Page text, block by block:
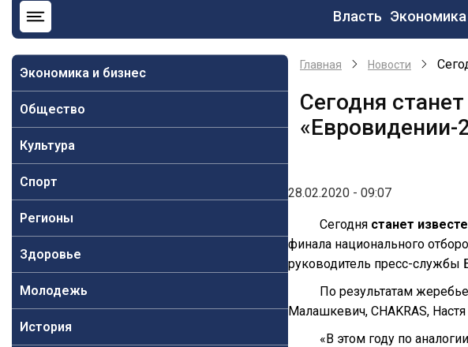
Основная
навигация
Власть Экономика
Экономика и бизнес
Общество
Культура
Спорт
Регионы
Здоровье
Молодежь
История
Главная Новости
Сегодня
«Евровидении-
28.02.2020 - 09:07
Сегодня станет
финала национального
руководитель пресс-службы
По результатам
Малашкевич, CHAKRAS,
«В этом году по